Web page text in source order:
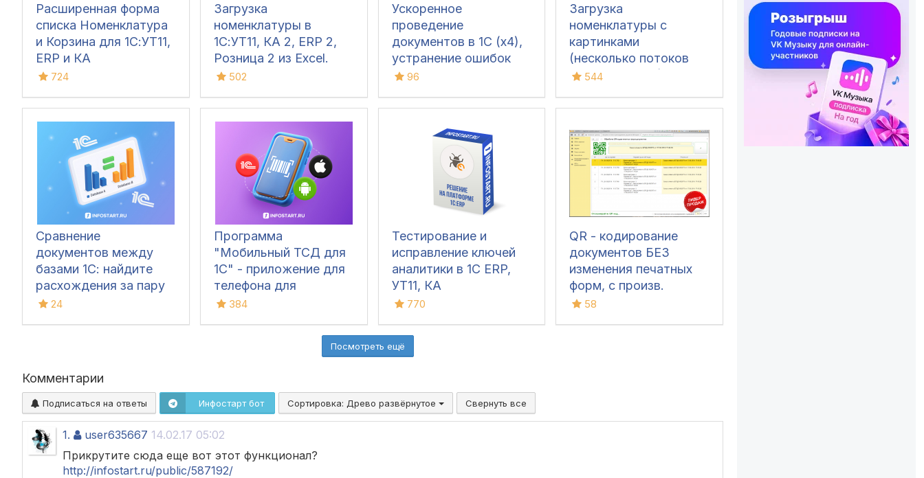
Расширенная форма
списка Номенклатура
и Корзина для 1С:УТ11,
ERP и КА
724
Загрузка
номенклатуры в
1С:УТ11, КА 2, ERP 2,
Розница 2 из Excel.
Дополнительные
характеристики,
картинки, цены,
502
Ускоренное
проведение
документов в 1С (x4),
устранение ошибок
60/62 счетов и зачет
3.0)
96
Загрузка
номенклатуры c
картинками
(несколько потоков
одновременно) и
данными в базу и
Excel, yml, ods, ots, csv
для УТ 10.3, УТ 11
(все), БП 3, КА 2, ERP
2, УНФ 1.6/3.0,
544
Сравнение
документов между
базами 1С: найдите
расхождения за пару
кликов
24
Программа
"Мобильный ТСД для
1С" - приложение для
телефона для
инвентаризации и
384
Тестирование и
исправление ключей
аналитики в 1С ERP,
УТ11, КА
770
QR - кодирование
документов БЕЗ
изменения печатных
форм, с произв.
алгоритмами создания
58
Посмотреть ещё
Комментарии
Подписаться на ответы Инфостарт бот Сортировка: Древо развёрнутое Свернуть все
1. user635667 14.02.17 05:02
Прикрутите сюда еще вот этот функционал?
http://infostart.ru/public/587192/